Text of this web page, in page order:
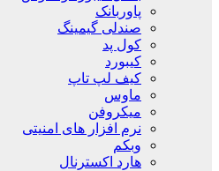
پاوربانک
صندلی گیمینگ
کول پد
کیبورد
کیف لپ تاپ
ماوس
میکروفن
نرم افزار های امنیتی
وبکم
هارد اکسترنال